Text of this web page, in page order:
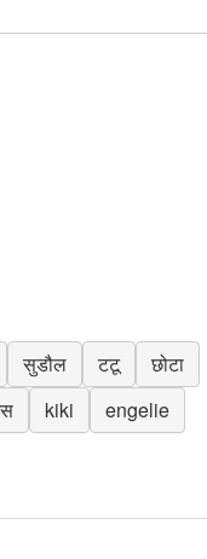
सुडौल टटू
छोटा
kiki
engelie